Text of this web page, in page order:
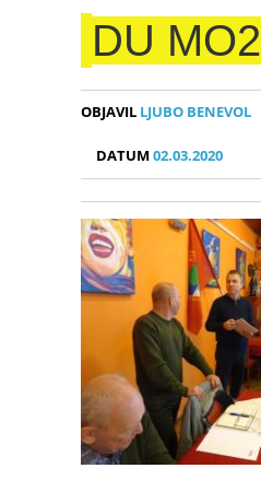
DU MO2
OBJAVIL LJUBO BENEVOL
DATUM02.03.2020